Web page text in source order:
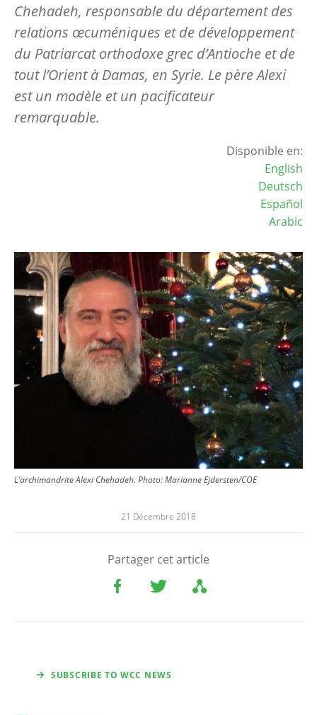
Chehadeh, responsable du département des
relations œcuméniques et de développement
du Patriarcat orthodoxe grec d’Antioche et de
tout l’Orient à Damas, en Syrie. Le père Alexi
est un modèle et un pacificateur
remarquable.
Disponible en:
English
Deutsch
Español
Arabic
Image
L’archimandrite Alexi Chehadeh. Photo: Marianne Ejdersten/COE
21 Décembre 2018
Partager cet article
SUBSCRIBE TO WCC NEWS